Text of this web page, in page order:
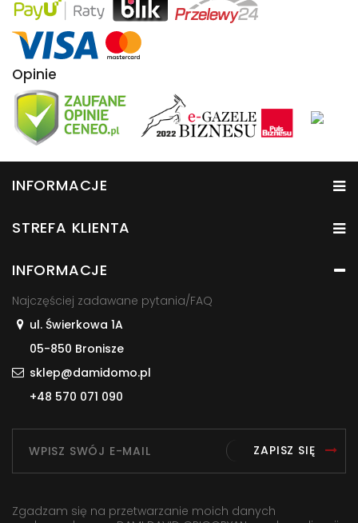
Opinie
INFORMACJE
STREFA KLIENTA
INFORMACJE
Najczęściej zadawane pytania/FAQ
ul. Świerkowa 1A
05-850 Bronisze
sklep@damidomo.pl
+48 570 071 090
ZAPISZ SIĘ
Zgadzam się na przetwarzanie moich danych